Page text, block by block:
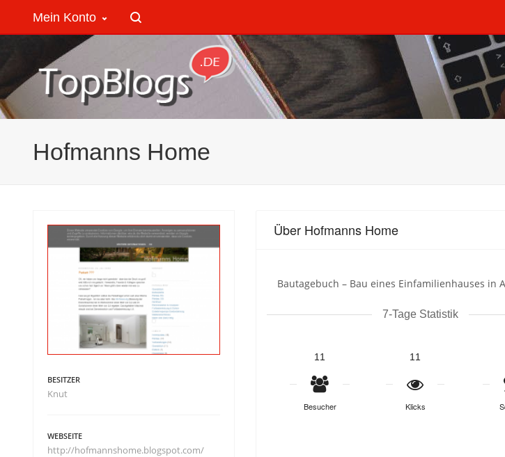
Mein Konto
Hofmanns Home
Über Hofmanns Home
Bautagebuch – Bau eines Einfamilienhauses in
7-Tage Statistik
11
Besucher
11
Klicks
BESITZER
Knut
WEBSEITE
http://hofmannshome.blogspot.com/